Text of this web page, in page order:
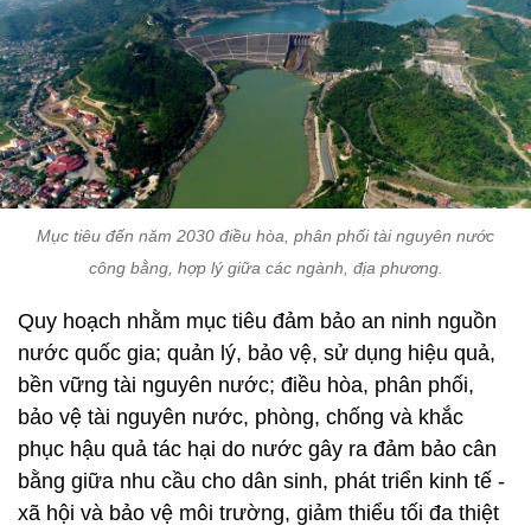
Mục tiêu đến năm 2030 điều hòa, phân phối tài nguyên nước
công bằng, hợp lý giữa các ngành, địa phương.
Quy hoạch nhằm mục tiêu đảm bảo an ninh nguồn
nước quốc gia; quản lý, bảo vệ, sử dụng hiệu quả,
bền vững tài nguyên nước; điều hòa, phân phối,
bảo vệ tài nguyên nước, phòng, chống và khắc
phục hậu quả tác hại do nước gây ra đảm bảo cân
bằng giữa nhu cầu cho dân sinh, phát triển kinh tế -
xã hội và bảo vệ môi trường, giảm thiểu tối đa thiệt